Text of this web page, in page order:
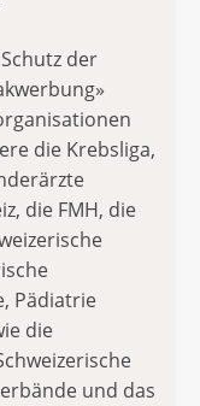
der
die Krebsliga,
die FMH, die
Pädiatrie
die
und das